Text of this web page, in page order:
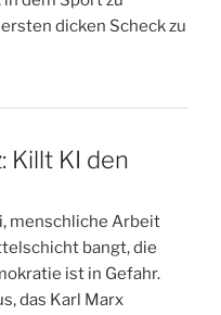
dicken Scheck zu
Killt KI den
menschliche Arbeit
bangt, die
ist in Gefahr.
das Karl Marx